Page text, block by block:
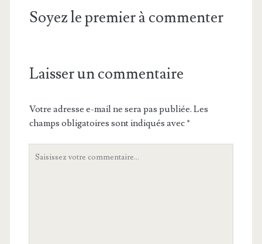
Soyez le premier à commenter
Laisser un commentaire
Votre adresse e-mail ne sera pas publiée. Les
champs obligatoires sont indiqués avec*